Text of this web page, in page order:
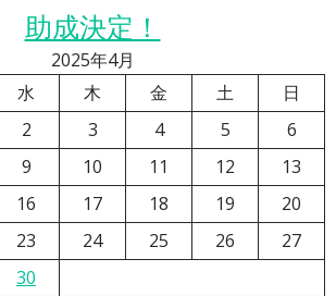
助成決定！
2025年4月
水 木 金 土
日
2 3 4 5
6
9 10 11 12
13
16 17 18 19
20
23 24 25 26
27
30